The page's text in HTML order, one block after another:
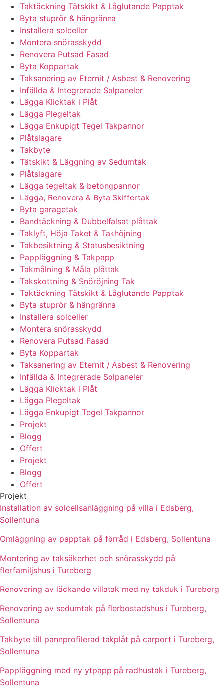
Taktäckning Tätskikt & Låglutande Papptak
Byta stuprör & hängränna
Installera solceller
Montera snörasskydd
Renovera Putsad Fasad
Byta Koppartak
Taksanering av Eternit / Asbest & Renovering
Infällda & Integrerade Solpaneler
Lägga Klicktak i Plåt
Lägga Plegeltak
Lägga Enkupigt Tegel Takpannor
Plåtslagare
Takbyte
Tätskikt & Läggning av Sedumtak
Plåtslagare
Lägga tegeltak & betongpannor
Lägga, Renovera & Byta Skiffertak
Byta garagetak
Bandtäckning & Dubbelfalsat plåttak
Taklyft, Höja Taket & Takhöjning
Takbesiktning & Statusbesiktning
Pappläggning & Takpapp
Takmålning & Måla plåttak
Takskottning & Snöröjning Tak
Taktäckning Tätskikt & Låglutande Papptak
Byta stuprör & hängränna
Installera solceller
Montera snörasskydd
Renovera Putsad Fasad
Byta Koppartak
Taksanering av Eternit / Asbest & Renovering
Infällda & Integrerade Solpaneler
Lägga Klicktak i Plåt
Lägga Plegeltak
Lägga Enkupigt Tegel Takpannor
Projekt
Blogg
Offert
Projekt
Blogg
Offert
Projekt
Installation av solcellsanläggning på villa i Edsberg,
Sollentuna
Omläggning av papptak på förråd i Edsberg, Sollentuna
Montering av taksäkerhet och snörasskydd på
flerfamiljshus i Tureberg
Renovering av läckande villatak med ny takduk i Tureberg
Renovering av sedumtak på flerbostadshus i Tureberg,
Sollentuna
Takbyte till pannprofilerad takplåt på carport i Tureberg,
Sollentuna
Pappläggning med ny ytpapp på radhustak i Tureberg,
Sollentuna